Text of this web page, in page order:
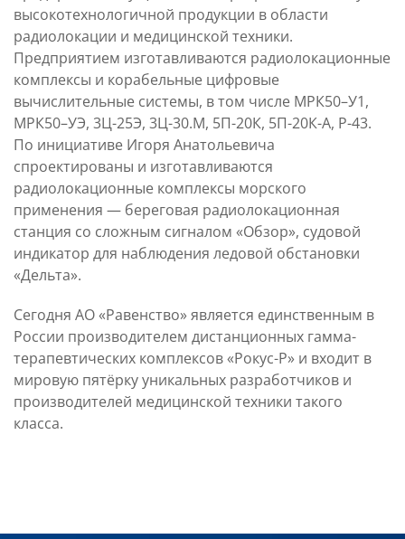
высокотехнологичной продукции в области
радиолокации и медицинской техники.
Предприятием изготавливаются радиолокационные
комплексы и корабельные цифровые
вычислительные системы, в том числе МРК50–У1,
МРК50–УЭ, 3Ц-25Э, 3Ц-30.М, 5П-20К, 5П-20К-А, Р-43.
По инициативе Игоря Анатольевича
спроектированы и изготавливаются
радиолокационные комплексы морского
применения — береговая радиолокационная
станция со сложным сигналом «Обзор», судовой
индикатор для наблюдения ледовой обстановки
«Дельта».
Сегодня АО «Равенство» является единственным в
России производителем дистанционных гамма-
терапевтических комплексов «Рокус-Р» и входит в
мировую пятёрку уникальных разработчиков и
производителей медицинской техники такого
класса.